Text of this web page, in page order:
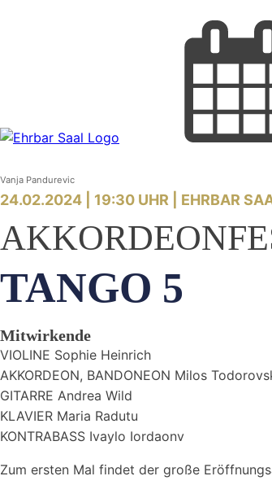
Vanja Pandurevic
24.02.2024 | 19:30 UHR | EHRBAR
TANGO 5
Mitwirkende
VIOLINE Sophie Heinrich
AKKORDEON, BANDONEON Milos
GITARRE Andrea Wild
KLAVIER Maria Radutu
KONTRABASS Ivaylo Iordaonv
Zum ersten Mal findet der große